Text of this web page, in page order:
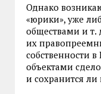
Однако
«юрики», уже
обществами и т.
их
собственности
объектами
и сохранится ли